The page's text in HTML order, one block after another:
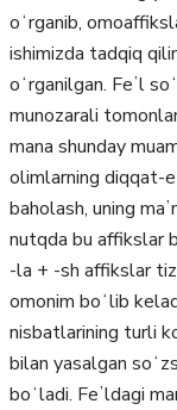
oʻrganib,
ishimizda tadqiq
oʻrganilgan. Feʼl
munozarali
mana shunday
olimlarning diqqat-
baholash, uning
nutqda bu affikslar
-la + -sh affikslar
omonim boʻlib
nisbatlarining turli
bilan yasalgan
boʻladi. Feʼldagi